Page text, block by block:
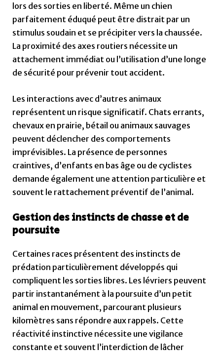
lors des sorties en liberté. Même un chien
parfaitement éduqué peut être distrait par un
stimulus soudain et se précipiter vers la chaussée.
La proximité des axes routiers nécessite un
attachement immédiat ou l’utilisation d’une longe
de sécurité pour prévenir tout accident.
Les interactions avec d’autres animaux
représentent un risque significatif. Chats errants,
chevaux en prairie, bétail ou animaux sauvages
peuvent déclencher des comportements
imprévisibles. La présence de personnes
craintives, d’enfants en bas âge ou de cyclistes
demande également une attention particulière et
souvent le rattachement préventif de l’animal.
Gestion des instincts de chasse et de
poursuite
Certaines races présentent des instincts de
prédation particulièrement développés qui
compliquent les sorties libres. Les lévriers peuvent
partir instantanément à la poursuite d’un petit
animal en mouvement, parcourant plusieurs
kilomètres sans répondre aux rappels. Cette
réactivité instinctive nécessite une vigilance
constante et souvent l’interdiction de lâcher